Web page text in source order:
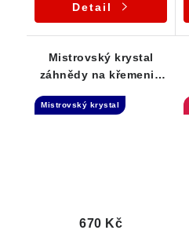
Detail
Mistrovský krystal
záhnědy na křemeni -
Mistrovský krystal
670 Kč